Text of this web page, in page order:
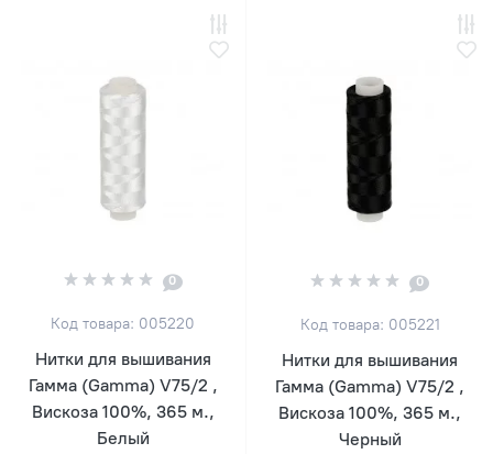
0
Код товара: 005220
Нитки для вышивания
Гамма (Gamma) V75/2 ,
Вискоза 100%, 365 м.,
Белый
0
Код товара: 005221
Нитки для вышивания
Гамма (Gamma) V75/2 ,
Вискоза 100%, 365 м.,
Черный